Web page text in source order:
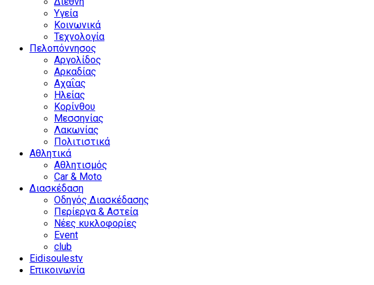
Υγεία
Κοινωνικά
Τεχνολογία
Πελοπόννησος
Αργολίδος
Αρκαδίας
Αχαΐας
Ηλείας
Κορίνθου
Μεσσηνίας
Λακωνίας
Πολιτιστικά
Αθλητικά
Αθλητισμός
Car & Moto
Διασκέδαση
Οδηγός Διασκέδασης
Περίεργα & Αστεία
Νέες κυκλοφορίες
Event
club
Eidisoulestv
Επικοινωνία